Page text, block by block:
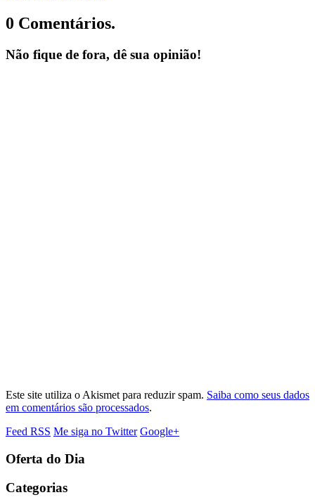
0 Comentários.
Não fique de fora, dê sua opinião!
Este site utiliza o Akismet para reduzir spam. Saiba como seus dados
em comentários são processados.
Feed RSS Me siga no Twitter Google+
Oferta do Dia
Categorias